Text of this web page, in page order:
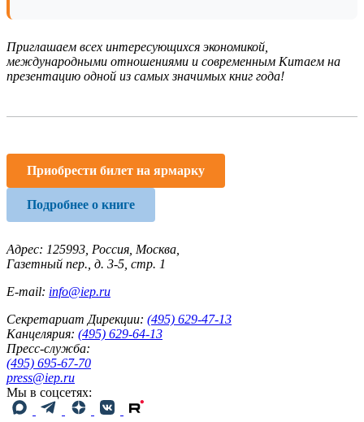
Приглашаем всех интересующихся экономикой,
международными отношениями и современным Китаем на
презентацию одной из самых значимых книг года!
Приобрести билет на ярмарку
Подробнее о книге
Адрес: 125993, Россия, Москва,
Газетный пер., д. 3-5, стр. 1
E-mail: info@iep.ru
Секретариат Дирекции: (495) 629-47-13
Канцелярия: (495) 629-64-13
Пресс-служба:
(495) 695-67-70
press@iep.ru
Мы в соцсетях: